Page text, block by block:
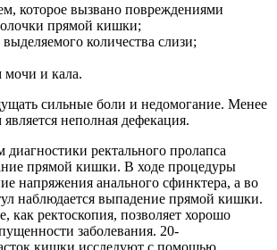
которое вызвано повреждениями
прямой кишки;
количества слизи;
мочи и кала.
сильные боли и недомогание. Менее
неполная дефекация.
ректального пролапса
прямой кишки. В ходе процедуры
напряжения анального сфинктера, а во
наблюдается выпадение прямой кишки.
как ректоскопия, позволяет хорошо
заболевания. 20-
кишки исследуют с помощью